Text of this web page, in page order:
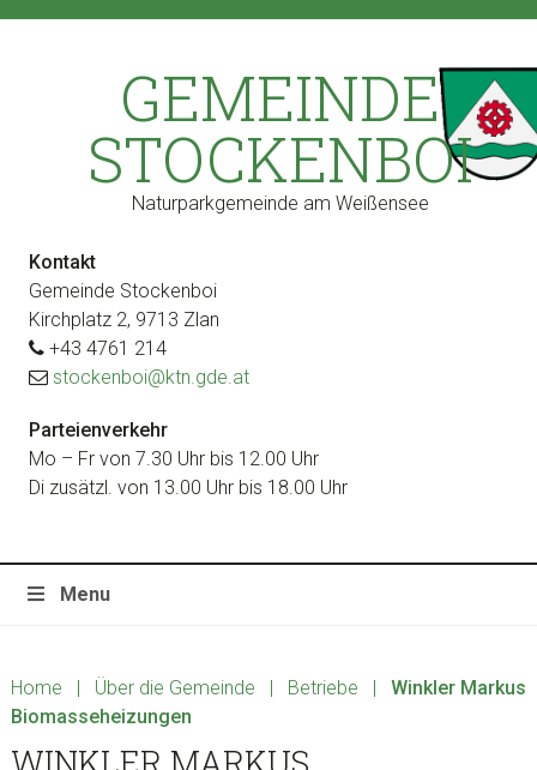
Zur
Zum
Zur
Zur
GEMEINDE
STOCKENBOI
Naturparkgemeinde am Weißensee
Kontakt
Gemeinde Stockenboi
Kirchplatz 2, 9713 Zlan
+43 4761 214
stockenboi@ktn.gde.at
Parteienverkehr
Mo – Fr von 7.30 Uhr bis 12.00 Uhr
Di zusätzl. von 13.00 Uhr bis 18.00 Uhr
Menu
Home | Über die Gemeinde | Betriebe |
Winkler Markus
Biomasseheizungen